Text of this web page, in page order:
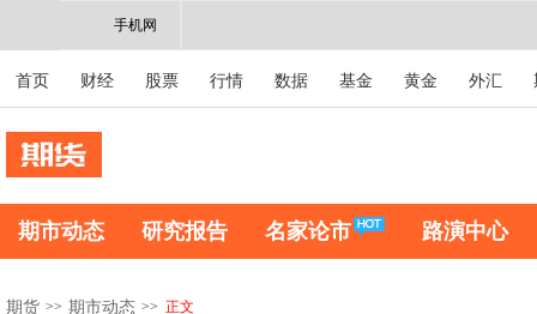
手机网
首页 财经 股票 行情 数据 基金 黄金 外汇
期市动态 研究报告 名家论市 路演中心
期货 >> 期市动态 >> 正文